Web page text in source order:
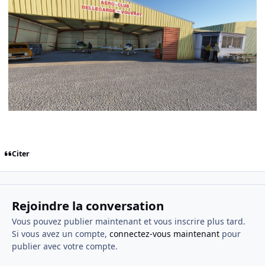
Citer
Rejoindre la conversation
Vous pouvez publier maintenant et vous inscrire plus tard.
Si vous avez un compte, connectez-vous maintenantpour
publier avec votre compte.